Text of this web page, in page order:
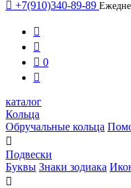
 +7(910)340-89-89


 0

каталог
Кольца
Обручальные кольца

Подвески
Буквы Знаки зодиака
